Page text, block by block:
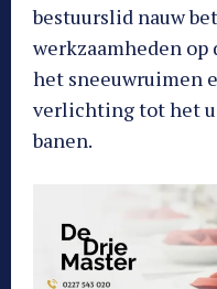
bestuurslid nauw
werkzaamheden op
het sneeuwruimen
verlichting tot het
banen.